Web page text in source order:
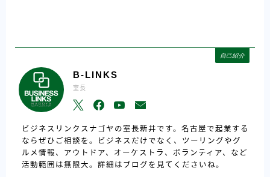
自己紹介
B-LINKS
室長
ビジネスリンクスナゴヤの室長新井です。名古屋で起業する
ならぜひご相談を。ビジネスだけでなく、ツーリングやグ
ルメ情報、アウトドア、オーケストラ、ボランティア、など
活動範囲は無限大。詳細はブログを見てくださいね。